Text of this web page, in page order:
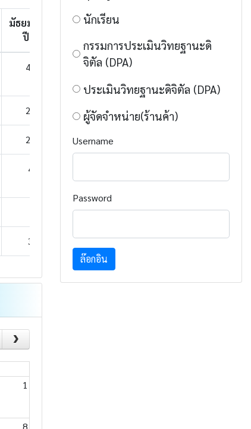
มัธยมศึกษา
ปีที่ 4
มัธยมศึกษา
ปีที่ 6
466 411
231 179 188
235 232
43
34 18
34 24 26
1
8
นักเรียน
กรรมการประเมินวิทยฐานะดิ
จิตัล (DPA)
ประเมินวิทยฐานะดิจิตัล (DPA)
ผู้จัดจำหน่าย(ร้านค้า)
Username
Password
ล๊อกอิน